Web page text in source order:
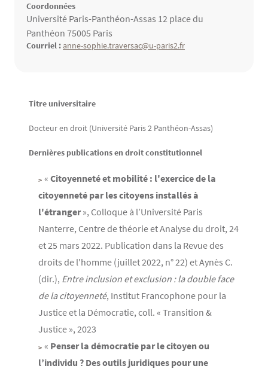
Coordonnées
Université Paris-Panthéon-Assas 12 place du
Panthéon 75005 Paris
Courriel : anne-sophie.traversac@u-paris2.fr
Contenu
Texte
Titre universitaire
Docteur en droit (Université Paris 2 Panthéon-Assas)
Dernières publications en droit constitutionnel
« Citoyenneté et mobilité : l'exercice de la
citoyenneté par les citoyens installés à
l'étranger», Colloque à l’Université Paris
Nanterre, Centre de théorie et Analyse du droit, 24
et 25 mars 2022. Publication dans la Revue des
droits de l'homme (juillet 2022, n° 22) et Aynès C.
(dir.), Entre inclusion et exclusion : la double face
de la citoyenneté, Institut Francophone pour la
Justice et la Démocratie, coll. « Transition &
Justice », 2023
« Penser la démocratie par le citoyen ou
l’individu ? Des outils juridiques pour une